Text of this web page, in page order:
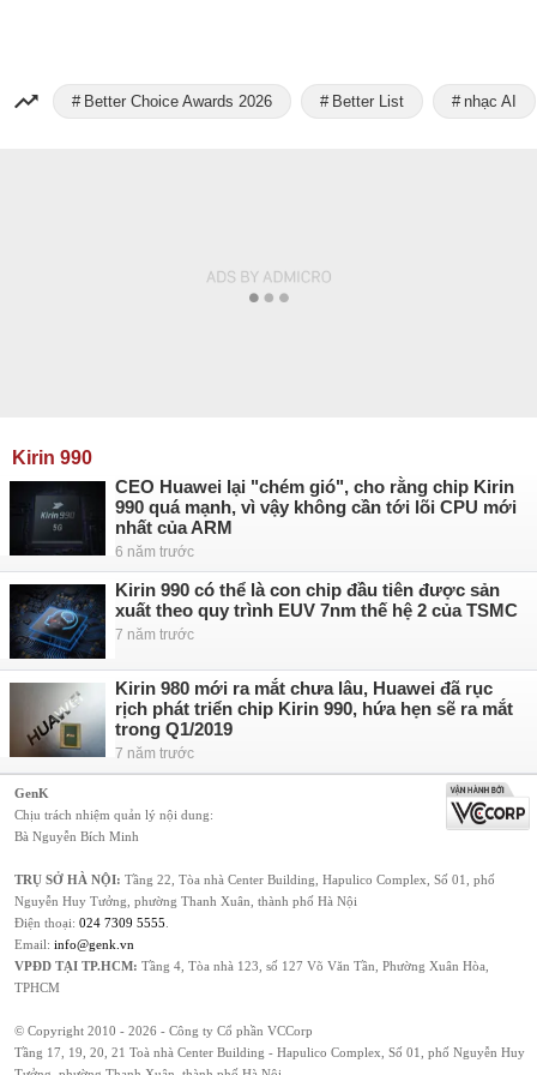
Better Choice Awards 2026 Better List nhạc AI
Kirin 990
CEO Huawei lại "chém gió", cho rằng chip Kirin
990 quá mạnh, vì vậy không cần tới lõi CPU mới
nhất của ARM
6 năm trước
Kirin 990 có thể là con chip đầu tiên được sản
xuất theo quy trình EUV 7nm thế hệ 2 của TSMC
7 năm trước
Kirin 980 mới ra mắt chưa lâu, Huawei đã rục
rịch phát triển chip Kirin 990, hứa hẹn sẽ ra mắt
trong Q1/2019
7 năm trước
GenK
Chịu trách nhiệm quản lý nội dung:
Bà Nguyễn Bích Minh
TRỤ SỞ HÀ NỘI: Tầng 22, Tòa nhà Center Building, Hapulico Complex, Số 01, phố
Nguyễn Huy Tưởng, phường Thanh Xuân, thành phố Hà Nội
Điện thoại: 024 7309 5555
Email: info@genk.vn
VPĐD TẠI TP.HCM: Tầng 4, Tòa nhà 123, số 127 Võ Văn Tần, Phường Xuân Hòa,
TPHCM
© Copyright 2010 - 2026 - Công ty Cổ phần VCCorp
Tầng 17, 19, 20, 21 Toà nhà Center Building - Hapulico Complex, Số 01, phố Nguyễn Huy